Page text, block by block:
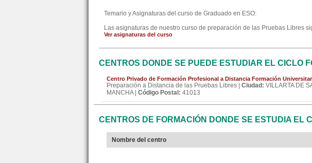
Temario y Asignaturas del curso de Graduado en ESO:
Las asignaturas de nuestro curso de preparación de las Pruebas Libres
Ver asignaturas del curso
CENTROS DONDE SE PUEDE ESTUDIAR EL CICLO
Centro Privado de Formación Profesional a Distancia Formación
Preparación a Distancia de las Pruebas Libres | Ciudad: VILLARTA DE
MANCHA | Código Postal: 41013
CENTROS DE FORMACIÓN DONDE SE ESTUDIA EL
Nombre del centro